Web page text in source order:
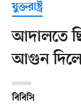
যুক্তরাষ্ট্র
আদালতে
আগুন
বিবিসি